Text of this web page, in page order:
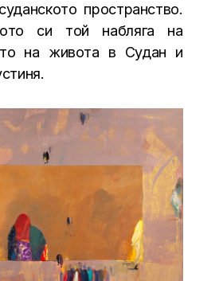
пространство.
си той набляга на
на живота в Судан и